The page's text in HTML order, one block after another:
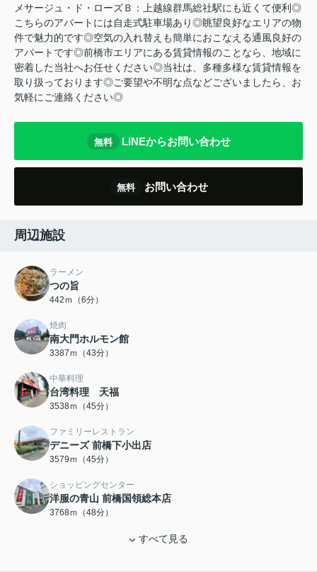
メサージュ・ド・ローズＢ：上越線群馬総社駅にも近くて便利◎
こちらのアパートには自走式駐車場あり◎眺望良好なエリアの物
件で魅力的です◎空気の入れ替えも簡単におこなえる通風良好の
アパートです◎前橋市エリアにある賃貸情報のことなら、地域に
密着した当社へお任せください◎当社は、多種多様な賃貸情報を
取り扱っております◎ご要望や不明な点などございましたら、お
気軽にご連絡ください◎
無料 LINEからお問い合わせ
無料 お問い合わせ
周辺施設
ラーメン
つの旨
442ｍ（6分）
焼肉
南大門ホルモン館
3387ｍ（43分）
中華料理
台湾料理 天福
3538ｍ（45分）
ファミリーレストラン
デニーズ 前橋下小出店
3579ｍ（45分）
ショッピングセンター
洋服の青山 前橋国領総本店
3768ｍ（48分）
すべて見る